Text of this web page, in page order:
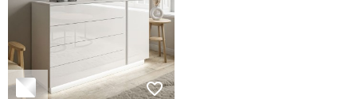
favorite_border